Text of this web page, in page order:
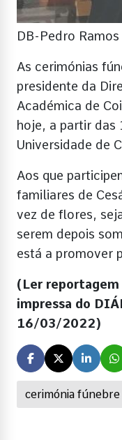
cerimónia fúnebre
DB-Pedro Ramos
As cerimónias
presidente da
Académica de
hoje, a partir das
Universidade de
Aos que
familiares de
vez de flores,
serem depois
está a promover
(Ler
impressa do
16/03/2022)